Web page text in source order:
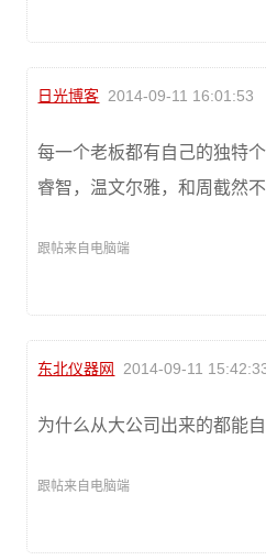
日光博客 2014-09-11 16:01:53
每一个老板都有自己的独特
睿智，温文尔雅，和周截然不
跟帖来自电脑端
东北仪器网 2014-09-11
为什么从大公司出来的都能
跟帖来自电脑端